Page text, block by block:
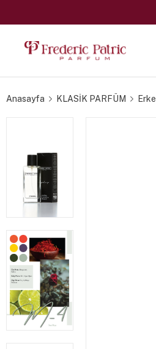
Anasayfa KLASİK PARFÜM